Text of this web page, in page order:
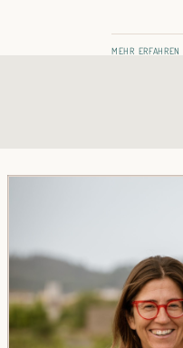
mehr erfahren